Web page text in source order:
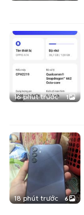
16 phút trước 1
18 phút trước 6